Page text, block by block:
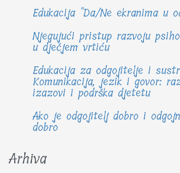
Edukacija "Da/Ne ekranima u
Njegujući pristup razvoju
u dječjem vrtiću
Edukacija za odgojitelje i
Komunikacija, jezik i govor:
izazovi i podrška djetetu
Ako je odgojitelj dobro i
dobro
Arhiva